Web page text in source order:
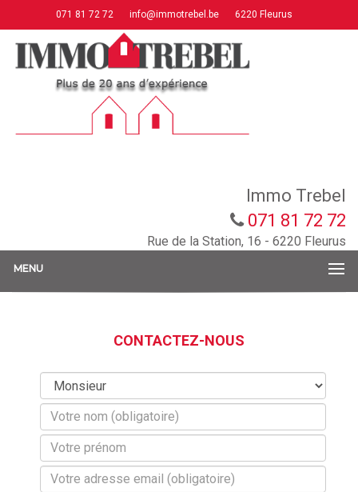
071 81 72 72 info@immotrebel.be 6220 Fleurus
Immo Trebel
071 81 72 72
Rue de la Station, 16 - 6220 Fleurus
MENU
CONTACTEZ-NOUS